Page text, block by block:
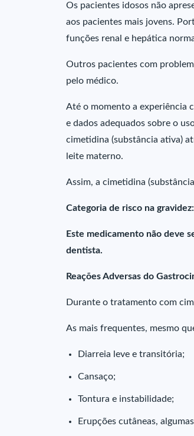
Os pacientes idosos não
aos pacientes mais jovens.
funções renal e hepática
Outros pacientes com
pelo médico.
Até o momento a experiência
e dados adequados sobre o
cimetidina (substância ativa)
leite materno.
Assim, a cimetidina
Categoria de risco na
Este medicamento não deve
dentista.
Reações Adversas do
Durante o tratamento com
As mais frequentes, mesmo
Diarreia leve e transitória;
Cansaço;
Tontura e instabilidade;
Erupções cutâneas,